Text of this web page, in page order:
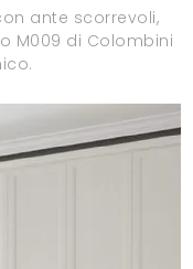
ante scorrevoli,
M009 di Colombini